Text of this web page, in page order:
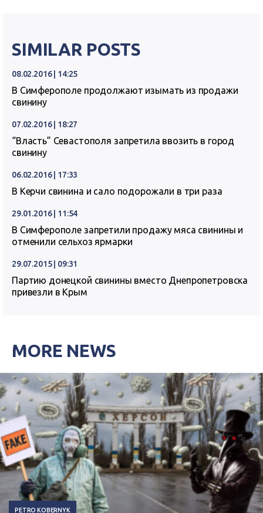
SIMILAR POSTS
08.02.2016 | 14:25
В Симферополе продолжают изымать из продажи
свинину
07.02.2016 | 18:27
“Власть” Севастополя запретила ввозить в город
свинину
06.02.2016 | 17:33
В Керчи свинина и сало подорожали в три раза
29.01.2016 | 11:54
В Симферополе запретили продажу мяса свинины и
отменили сельхоз ярмарки
29.07.2015 | 09:31
Партию донецкой свинины вместо Днепропетровска
привезли в Крым
MORE NEWS
PETRO KOBERNYK